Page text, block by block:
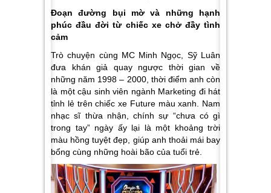
Đoạn đường bụi mờ và những hạnh
phúc đầu đời từ chiếc xe chở đầy tình
cảm
Trò chuyện cùng MC Minh Ngọc, Sỹ Luân
đưa khán giả quay ngược thời gian về
những năm 1998 – 2000, thời điểm anh còn
là một cậu sinh viên ngành Marketing đi hát
tỉnh lẻ trên chiếc xe Future màu xanh. Nam
nhạc sĩ thừa nhận, chính sự “chưa có gì
trong tay” ngày ấy lại là một khoảng trời
màu hồng tuyệt đẹp, giúp anh thoải mái bay
bổng cùng những hoài bão của tuổi trẻ.